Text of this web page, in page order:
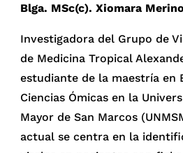
Blga. MSc(c). Xiomara
Investigadora del Grupo de
de Medicina Tropical
estudiante de la maestría en
Ciencias Ómicas en la
Mayor de San Marcos
actual se centra en la